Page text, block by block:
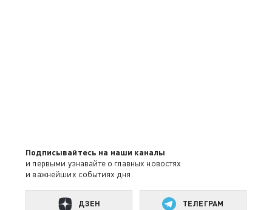
Подписывайтесь на наши каналы
и первыми узнавайте о главных новостях
и важнейших событиях дня.
ДЗЕН ТЕЛЕГРАМ